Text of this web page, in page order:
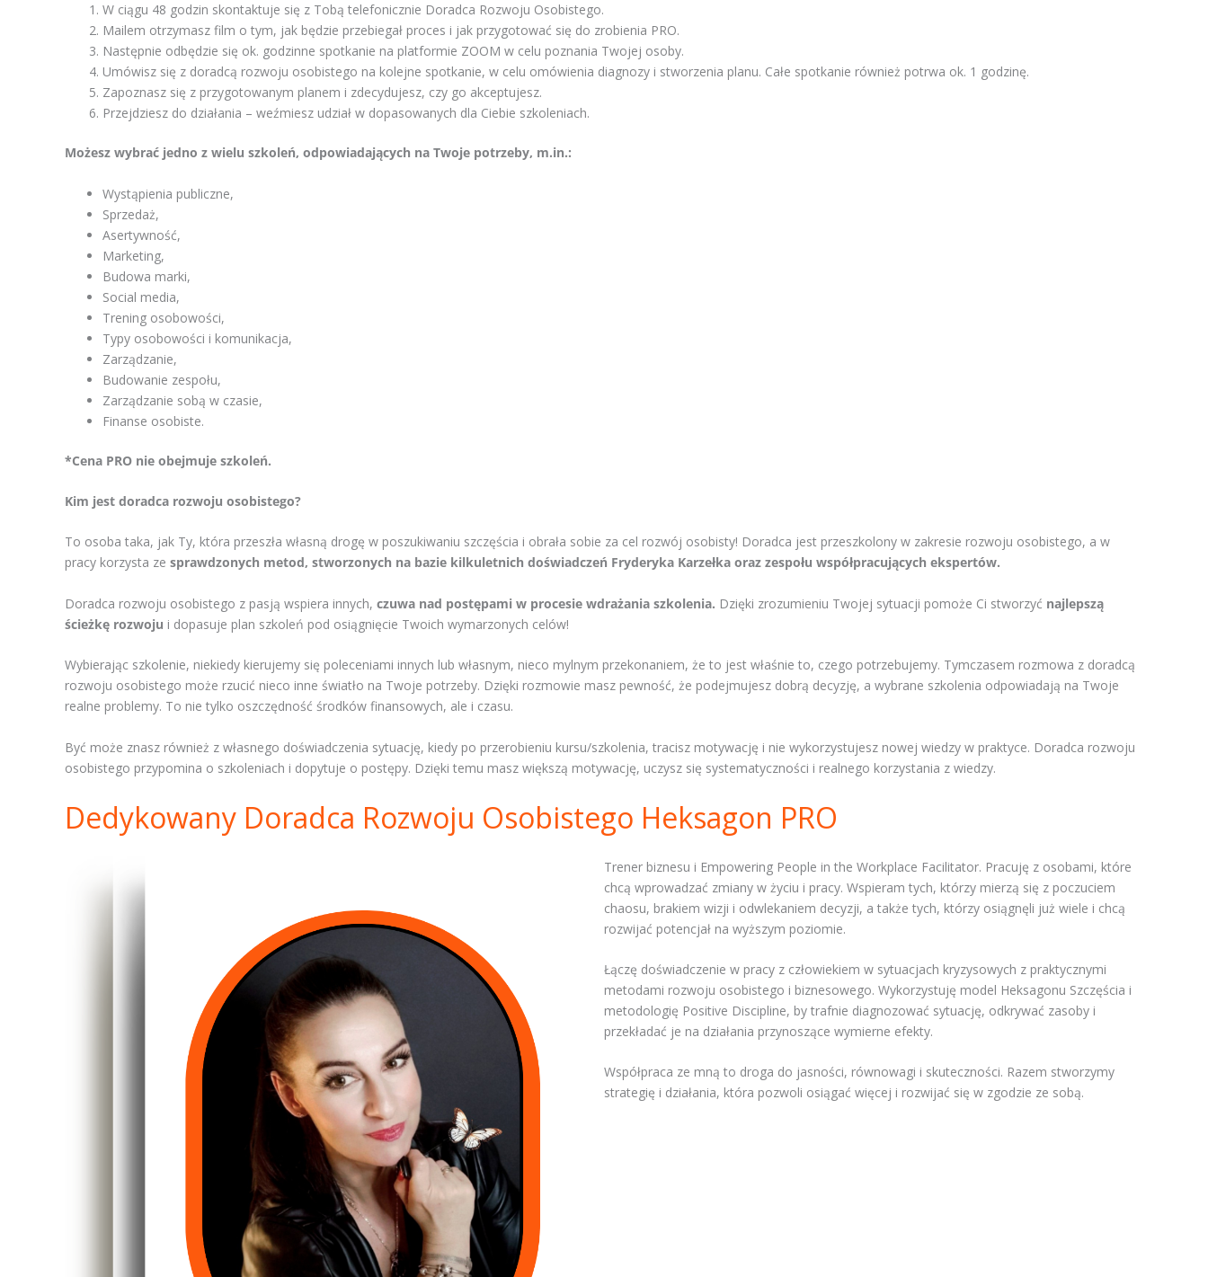
W ciągu 48 godzin skontaktuje się z Tobą telefonicznie Doradca Rozwoju Osobistego.
Mailem otrzymasz film o tym, jak będzie przebiegał proces i jak przygotować się do zrobienia PRO.
Następnie odbędzie się ok. godzinne spotkanie na platformie ZOOM w celu poznania Twojej osoby.
Umówisz się z doradcą rozwoju osobistego na kolejne spotkanie, w celu omówienia diagnozy i stworzenia planu. Całe spotkanie również potrwa ok. 1 godzinę.
Zapoznasz się z przygotowanym planem i zdecydujesz, czy go akceptujesz.
Przejdziesz do działania – weźmiesz udział w dopasowanych dla Ciebie szkoleniach.
Możesz wybrać jedno z wielu szkoleń, odpowiadających na Twoje potrzeby, m.in.:
Wystąpienia publiczne,
Sprzedaż,
Asertywność,
Marketing,
Budowa marki,
Social media,
Trening osobowości,
Typy osobowości i komunikacja,
Zarządzanie,
Budowanie zespołu,
Zarządzanie sobą w czasie,
Finanse osobiste.
*Cena PRO nie obejmuje szkoleń.
Kim jest doradca rozwoju osobistego?
To osoba taka, jak Ty, która przeszła własną drogę w poszukiwaniu szczęścia i obrała sobie za cel rozwój osobisty! Doradca jest przeszkolony w zakresie rozwoju osobistego, a w
pracy korzysta ze sprawdzonych metod, stworzonych na bazie kilkuletnich doświadczeń Fryderyka Karzełka oraz zespołu współpracujących ekspertów.
Doradca rozwoju osobistego z pasją wspiera innych, czuwa nad postępami w procesie wdrażania szkolenia. Dzięki zrozumieniu Twojej sytuacji pomoże Ci stworzyć najlepszą
ścieżkę rozwoju i dopasuje plan szkoleń pod osiągnięcie Twoich wymarzonych celów!
Wybierając szkolenie, niekiedy kierujemy się poleceniami innych lub własnym, nieco mylnym przekonaniem, że to jest właśnie to, czego potrzebujemy. Tymczasem rozmowa z doradcą
rozwoju osobistego może rzucić nieco inne światło na Twoje potrzeby. Dzięki rozmowie masz pewność, że podejmujesz dobrą decyzję, a wybrane szkolenia odpowiadają na Twoje
realne problemy. To nie tylko oszczędność środków finansowych, ale i czasu.
Być może znasz również z własnego doświadczenia sytuację, kiedy po przerobieniu kursu/szkolenia, tracisz motywację i nie wykorzystujesz nowej wiedzy w praktyce. Doradca rozwoju
osobistego przypomina o szkoleniach i dopytuje o postępy. Dzięki temu masz większą motywację, uczysz się systematyczności i realnego korzystania z wiedzy.
Dedykowany Doradca Rozwoju Osobistego Heksagon PRO
Trener biznesu i Empowering People in the Workplace Facilitator. Pracuję z osobami, które
chcą wprowadzać zmiany w życiu i pracy. Wspieram tych, którzy mierzą się z poczuciem
chaosu, brakiem wizji i odwlekaniem decyzji, a także tych, którzy osiągnęli już wiele i chcą
rozwijać potencjał na wyższym poziomie.
Łączę doświadczenie w pracy z człowiekiem w sytuacjach kryzysowych z praktycznymi
metodami rozwoju osobistego i biznesowego. Wykorzystuję model Heksagonu Szczęścia i
metodologię Positive Discipline, by trafnie diagnozować sytuację, odkrywać zasoby i
przekładać je na działania przynoszące wymierne efekty.
Współpraca ze mną to droga do jasności, równowagi i skuteczności. Razem stworzymy
strategię i działania, która pozwoli osiągać więcej i rozwijać się w zgodzie ze sobą.